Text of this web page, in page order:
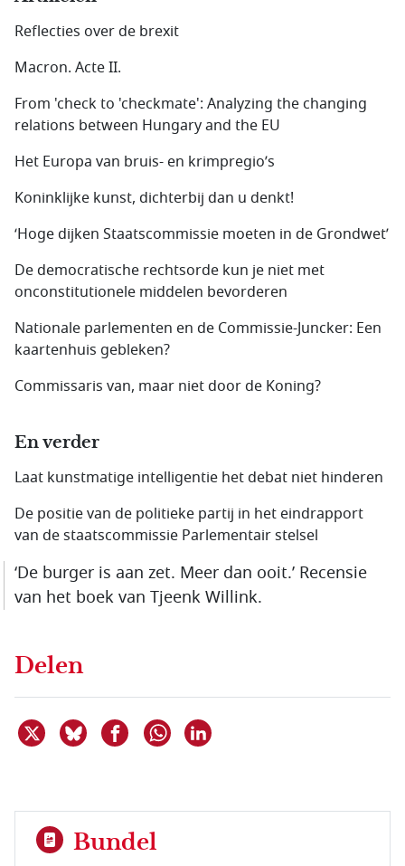
Reflecties over de brexit
Macron. Acte II.
From 'check to 'checkmate': Analyzing the changing
relations between Hungary and the EU
Het Europa van bruis- en krimpregio’s
Koninklijke kunst, dichterbij dan u denkt!
‘Hoge dijken Staatscommissie moeten in de Grondwet’
De democratische rechtsorde kun je niet met
onconstitutionele middelen bevorderen
Nationale parlementen en de Commissie-Juncker: Een
kaartenhuis gebleken?
Commissaris van, maar niet door de Koning?
En verder
Laat kunstmatige intelligentie het debat niet hinderen
De positie van de politieke partij in het eindrapport
van de staatscommissie Parlementair stelsel
‘De burger is aan zet. Meer dan ooit.’ Recensie
van het boek van Tjeenk Willink.
Delen
Deel dit item op X
Deel dit item op Bluesky
Deel dit item op Facebook
Delen via WhatsApp
Bundel